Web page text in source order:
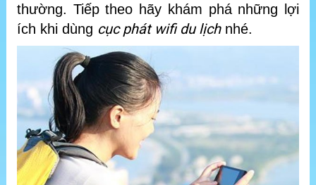
thường. Tiếp theo hãy khám phá những lợi
ích khi dùng cục phát wifi du lịchnhé.